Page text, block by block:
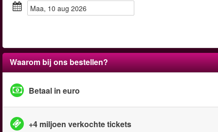
maa, 10 aug 2026
Waarom bij ons bestellen?
Betaal in euro
+4 miljoen verkochte tickets